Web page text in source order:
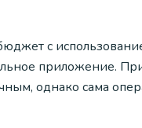
с
приложение.
однако сама